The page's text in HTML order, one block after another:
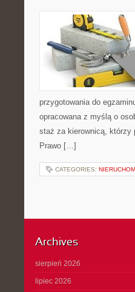
przygotowania do
opracowana z myślą o
staż za kierownicą, którzy
Prawo […]
CATEGORIES:
Archives
sierpień 2026
lipiec 2026